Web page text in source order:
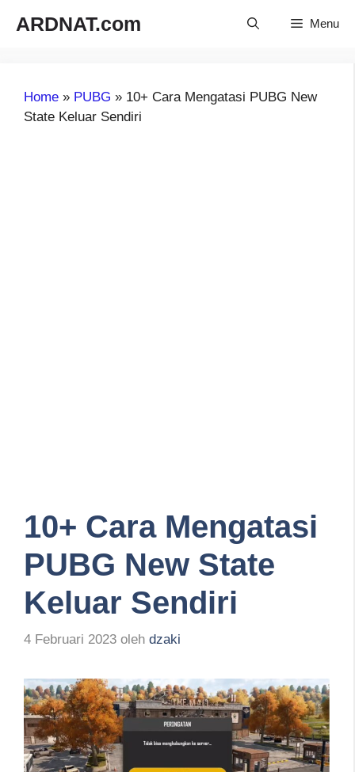
ARDNAT.com Menu
Home » PUBG » 10+ Cara Mengatasi PUBG New
State Keluar Sendiri
10+ Cara Mengatasi
PUBG New State
Keluar Sendiri
4 Februari 2023 oleh dzaki